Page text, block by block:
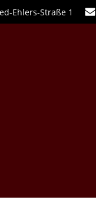
Ehlers-Straße 1